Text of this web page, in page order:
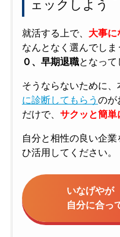
ェックしよう
就活する上で、 大事に
なんとなく選んでし
０、早期退職となって
そうならないために
に診断してもらう のが
だけで、 サクッと簡
自分と相性の良い企
ひ活用してください。
いなげやが
自分に合っ